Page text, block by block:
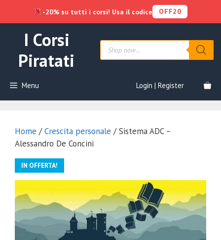
contenuto
I Corsi
Piratati
Products
search
Menu Login | Register
Home /Crescita personale / Sistema ADC –
Alessandro De Concini
IN OFFERTA!
-20% su tutti i corsi! Usa il codice OFF20